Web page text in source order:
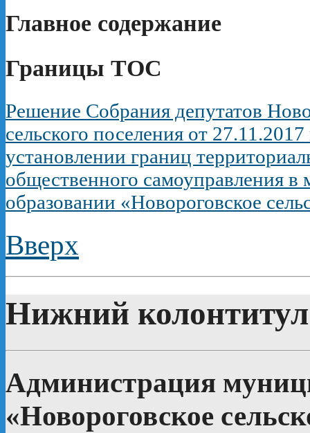
Главное содержание
Границы ТОС
Решение Собрания депутатов
сельского поселения от
установлении границ
общественного самоуправления
образовании «Новороговское
Вверх
Нижний колонтитул
Администрация
«Новороговское